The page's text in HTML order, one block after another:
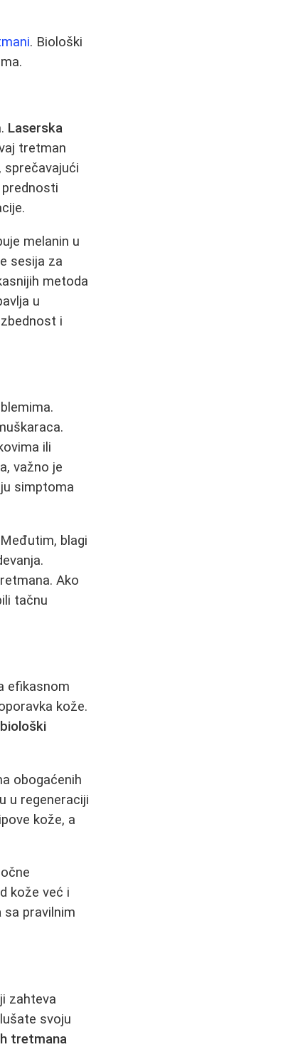
. Biološki
Laserska
tretman
melanin u
sesija za
metoda
u
i
ili
važno je
simptoma
blagi
Ako
tačnu
efikasnom
kože.
biološki
obogaćenih
u regeneraciji
kože, a
kože već i
sa pravilnim
zahteva
svoju
tretmana